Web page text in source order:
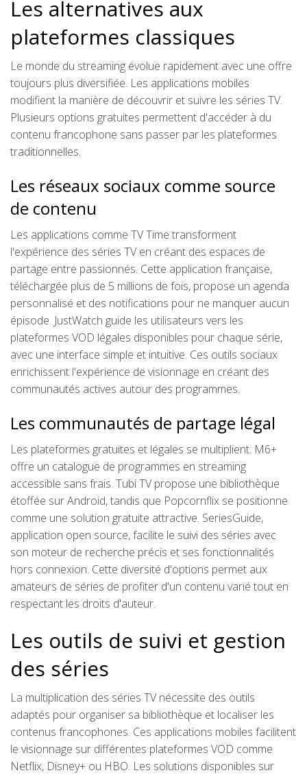
Les alternatives aux
plateformes classiques
Le monde du streaming évolue rapidement avec une offre
toujours plus diversifiée. Les applications mobiles
modifient la manière de découvrir et suivre les séries TV.
Plusieurs options gratuites permettent d'accéder à du
contenu francophone sans passer par les plateformes
traditionnelles.
Les réseaux sociaux comme source
de contenu
Les applications comme TV Time transforment
l'expérience des séries TV en créant des espaces de
partage entre passionnés. Cette application française,
téléchargée plus de 5 millions de fois, propose un agenda
personnalisé et des notifications pour ne manquer aucun
épisode. JustWatch guide les utilisateurs vers les
plateformes VOD légales disponibles pour chaque série,
avec une interface simple et intuitive. Ces outils sociaux
enrichissent l'expérience de visionnage en créant des
communautés actives autour des programmes.
Les communautés de partage légal
Les plateformes gratuites et légales se multiplient. M6+
offre un catalogue de programmes en streaming
accessible sans frais. Tubi TV propose une bibliothèque
étoffée sur Android, tandis que Popcornflix se positionne
comme une solution gratuite attractive. SeriesGuide,
application open source, facilite le suivi des séries avec
son moteur de recherche précis et ses fonctionnalités
hors connexion. Cette diversité d'options permet aux
amateurs de séries de profiter d'un contenu varié tout en
respectant les droits d'auteur.
Les outils de suivi et gestion
des séries
La multiplication des séries TV nécessite des outils
adaptés pour organiser sa bibliothèque et localiser les
contenus francophones. Ces applications mobiles facilitent
le visionnage sur différentes plateformes VOD comme
Netflix, Disney+ ou HBO. Les solutions disponibles sur